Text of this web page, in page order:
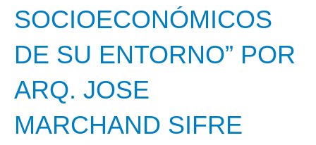
SOCIOECONÓMICOS
DE SU ENTORNO” POR
ARQ. JOSE
MARCHAND SIFRE